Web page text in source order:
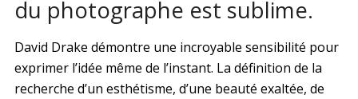
du photographe est sublime.
David Drake démontre une incroyable sensibilité pour
exprimer l’idée même de l’instant. La définition de la
recherche d’un esthétisme, d’une beauté exaltée, de